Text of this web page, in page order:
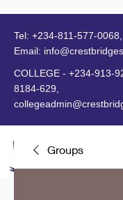
Tel: +234-811-577-0068
Email:
COLLEGE - +234-913-
8184-629
Groups